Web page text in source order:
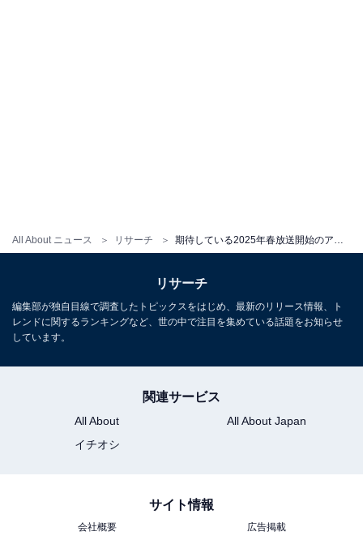
All About ニュース リサーチ
リサーチ
編集部が独自目線で調査したトピックスをはじめ、最新のリリース情報、ト
レンドに関するランキングなど、世の中で注目を集めている話題をお知らせ
しています。
関連サービス
All About
All About Japan
イチオシ
サイト情報
会社概要 広告掲載